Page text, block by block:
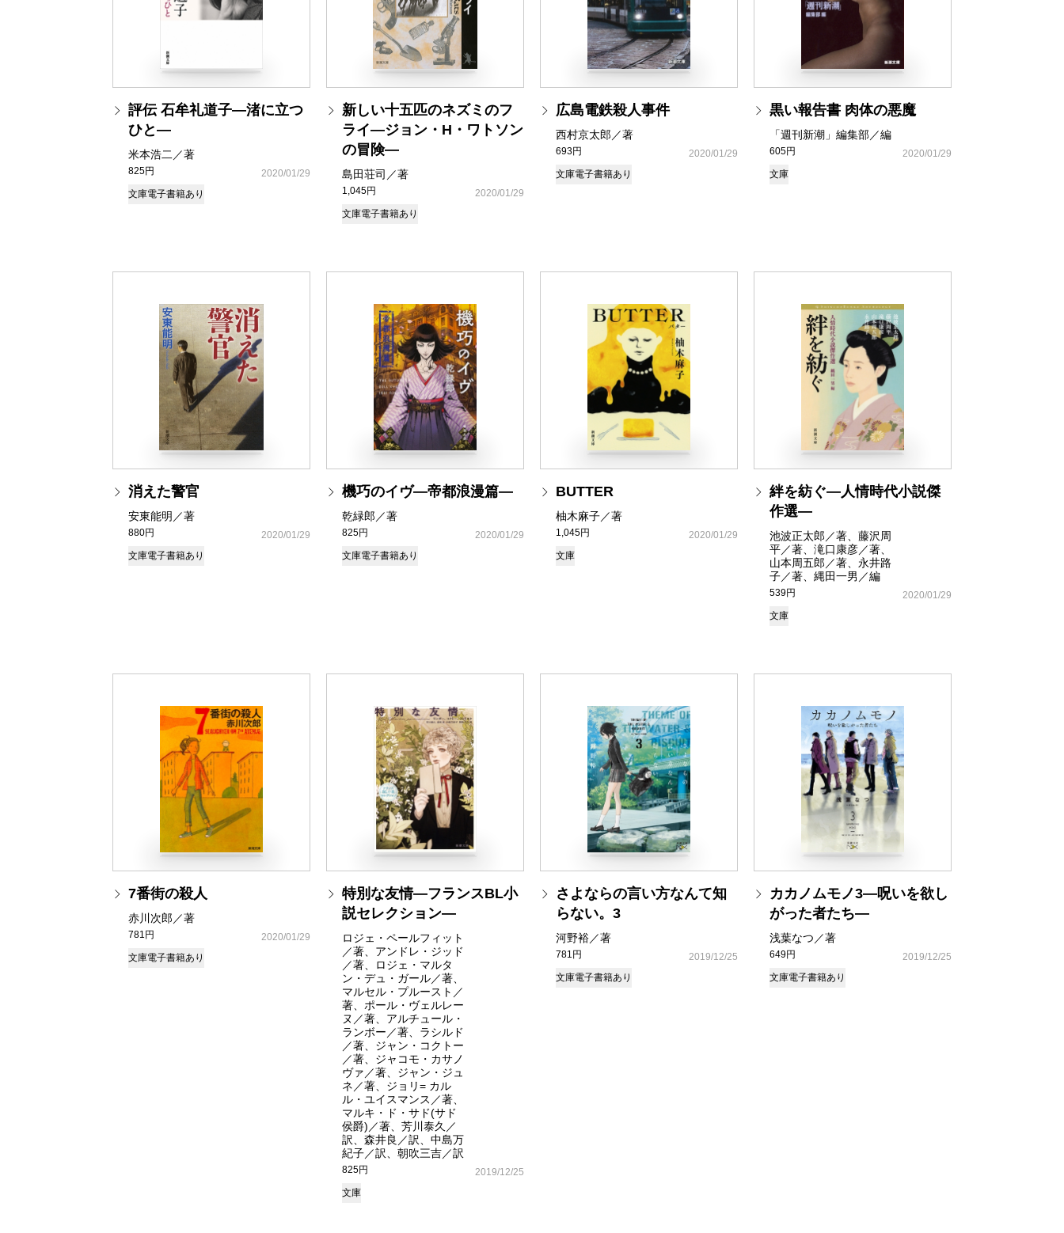
評伝 石牟礼道子―渚に立つ
ひと―
米本浩二／著
825円
2020/01/29
文庫電子書籍あり
新しい十五匹のネズミのフ
ライ―ジョン・H・ワトソン
の冒険―
島田荘司／著
1,045円
2020/01/29
文庫電子書籍あり
広島電鉄殺人事件
西村京太郎／著
693円
2020/01/29
文庫電子書籍あり
黒い報告書 肉体の悪魔
「週刊新潮」編集部／編
605円
2020/01/29
文庫
消えた警官
安東能明／著
880円
2020/01/29
文庫電子書籍あり
機巧のイヴ―帝都浪漫篇―
乾緑郎／著
825円
2020/01/29
文庫電子書籍あり
BUTTER
柚木麻子／著
1,045円
2020/01/29
文庫
絆を紡ぐ―人情時代小説傑
作選―
池波正太郎／著、藤沢周
平／著、滝口康彦／著、
山本周五郎／著、永井路
子／著、縄田一男／編
539円
2020/01/29
文庫
7番街の殺人
赤川次郎／著
781円
2020/01/29
文庫電子書籍あり
特別な友情―フランスBL小
説セレクション―
ロジェ・ペールフィット
／著、アンドレ・ジッド
／著、ロジェ・マルタ
ン・デュ・ガール／著、
マルセル・プルースト／
著、ポール・ヴェルレー
ヌ／著、アルチュール・
ランボー／著、ラシルド
／著、ジャン・コクトー
／著、ジャコモ・カサノ
ヴァ／著、ジャン・ジュ
ネ／著、ジョリ= カル
ル・ユイスマンス／著、
マルキ・ド・サド(サド
侯爵)／著、芳川泰久／
訳、森井良／訳、中島万
紀子／訳、朝吹三吉／訳
825円
2019/12/25
文庫
さよならの言い方なんて知
らない。3
河野裕／著
781円
2019/12/25
文庫電子書籍あり
カカノムモノ3―呪いを欲し
がった者たち―
浅葉なつ／著
649円
2019/12/25
文庫電子書籍あり